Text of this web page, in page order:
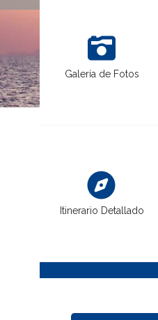
Galería de Fotos
Itinerario Detallado